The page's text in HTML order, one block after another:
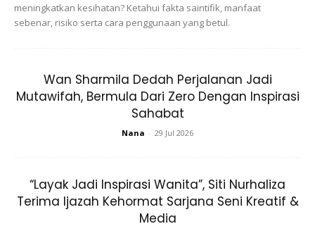
Tapi ada sikit lagi ni nak kena kejar target lagi,ada lagi
meningkatkan kesihatan? Ketahui fakta saintifik, manfaat
sebenar, risiko serta cara penggunaan yang betul.
Wan Sharmila Dedah Perjalanan Jadi
Mutawifah, Bermula Dari Zero Dengan Inspirasi
Sahabat
Nana - 29 Jul 2026
“Layak Jadi Inspirasi Wanita”, Siti Nurhaliza
Terima Ijazah Kehormat Sarjana Seni Kreatif &
Media